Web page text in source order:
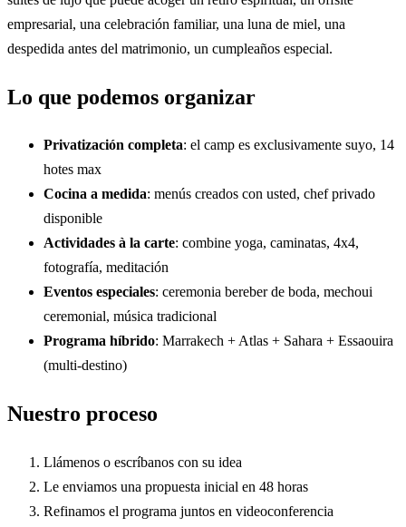
empresarial, una celebración familiar, una luna de miel, una
despedida antes del matrimonio, un cumpleaños especial.
Lo que podemos organizar
Privatización completa: el camp es exclusivamente suyo, 14
hotes max
Cocina a medida: menús creados con usted, chef privado
disponible
Actividades à la carte: combine yoga, caminatas, 4x4,
fotografía, meditación
Eventos especiales: ceremonia bereber de boda, mechoui
ceremonial, música tradicional
Programa híbrido: Marrakech + Atlas + Sahara + Essaouira
(multi-destino)
Nuestro proceso
Llámenos o escríbanos con su idea
Le enviamos una propuesta inicial en 48 horas
Refinamos el programa juntos en videoconferencia